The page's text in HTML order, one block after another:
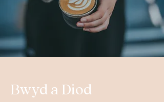
Bwyd a Diod